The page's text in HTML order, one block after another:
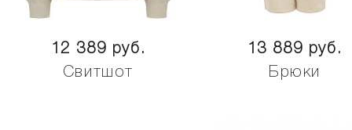
12 389 руб.
Свитшот
13 889 руб.
Брюки